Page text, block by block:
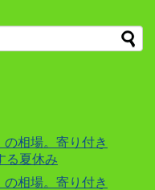
相場。寄り付き
る夏休み
相場。寄り付き